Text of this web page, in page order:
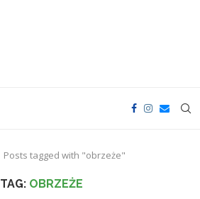
Posts tagged with "obrzeże"
TAG: OBRZEŻE